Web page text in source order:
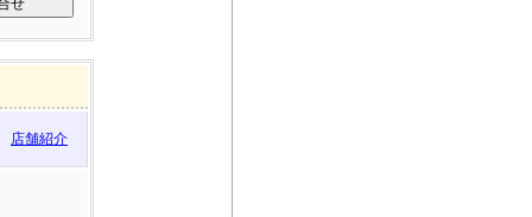
店舗紹介